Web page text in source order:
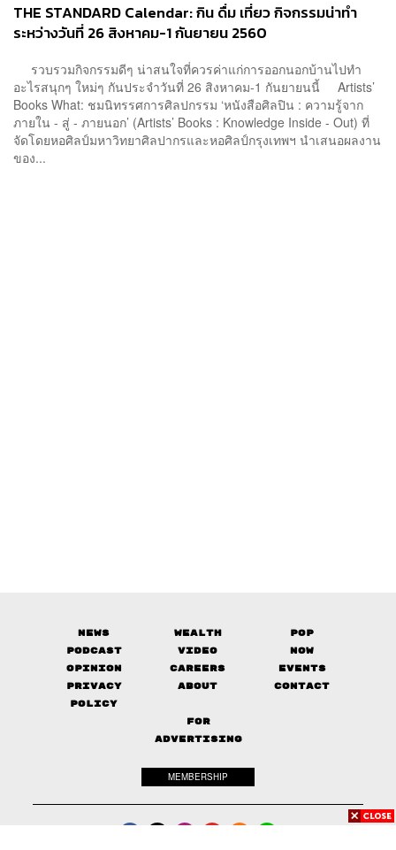
THE STANDARD Calendar: กิน ดื่ม เที่ยว กิจกรรมน่าทำ
ระหว่างวันที่ 26 สิงหาคม-1 กันยายน 2560
รวบรวมกิจกรรมดีๆ น่าสนใจที่ควรค่าแก่การออกนอกบ้านไปทำ
อะไรสนุกๆ ใหม่ๆ กันประจำวันที่ 26 สิงหาคม-1 กันยายนนี้ Artists’
Books What: ชมนิทรรศการศิลปกรรม ‘หนังสือศิลปิน : ความรู้จาก
ภายใน - สู่ - ภายนอก’ (Artists’ Books : Knowledge Inside - Out) ที่
จัดโดยหอศิลป์มหาวิทยาศิลปากรและหอศิลป์กรุงเทพฯ นำเสนอผลงาน
ของ...
News Wealth
Pop
Podcast
Video
Now
Opinion
Careers
Events
Privacy
Policy
About Contact
FOR
ADVERTISING
MEMBERSHIP